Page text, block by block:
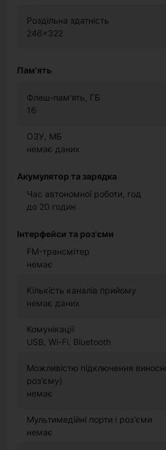
Роздільна здатність
246x322
Пам'ять
Флеш-пам'ять, ГБ
16
ОЗУ, МБ
немає даних
Акумулятор та зарядка
Час автономної роботи, год
до 20 годин
Інтерфейси та роз'єми
FM-трансмітер
немає
Кількість каналів прийому
немає даних
Комунікації
USB, Wi-Fi, Bluetooth
Можливістю підключення
роз'єму)
немає
Мультимедійні порти і роз'єми
немає